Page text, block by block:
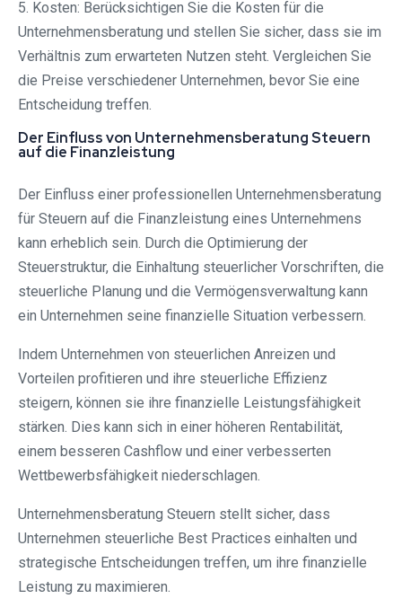
5. Kosten: Berücksichtigen Sie die Kosten für die
Unternehmensberatung und stellen Sie sicher, dass sie im
Verhältnis zum erwarteten Nutzen steht. Vergleichen Sie
die Preise verschiedener Unternehmen, bevor Sie eine
Entscheidung treffen.
Der Einfluss von Unternehmensberatung Steuern
auf die Finanzleistung
Der Einfluss einer professionellen Unternehmensberatung
für Steuern auf die Finanzleistung eines Unternehmens
kann erheblich sein. Durch die Optimierung der
Steuerstruktur, die Einhaltung steuerlicher Vorschriften, die
steuerliche Planung und die Vermögensverwaltung kann
ein Unternehmen seine finanzielle Situation verbessern.
Indem Unternehmen von steuerlichen Anreizen und
Vorteilen profitieren und ihre steuerliche Effizienz
steigern, können sie ihre finanzielle Leistungsfähigkeit
stärken. Dies kann sich in einer höheren Rentabilität,
einem besseren Cashflow und einer verbesserten
Wettbewerbsfähigkeit niederschlagen.
Unternehmensberatung Steuern stellt sicher, dass
Unternehmen steuerliche Best Practices einhalten und
strategische Entscheidungen treffen, um ihre finanzielle
Leistung zu maximieren.